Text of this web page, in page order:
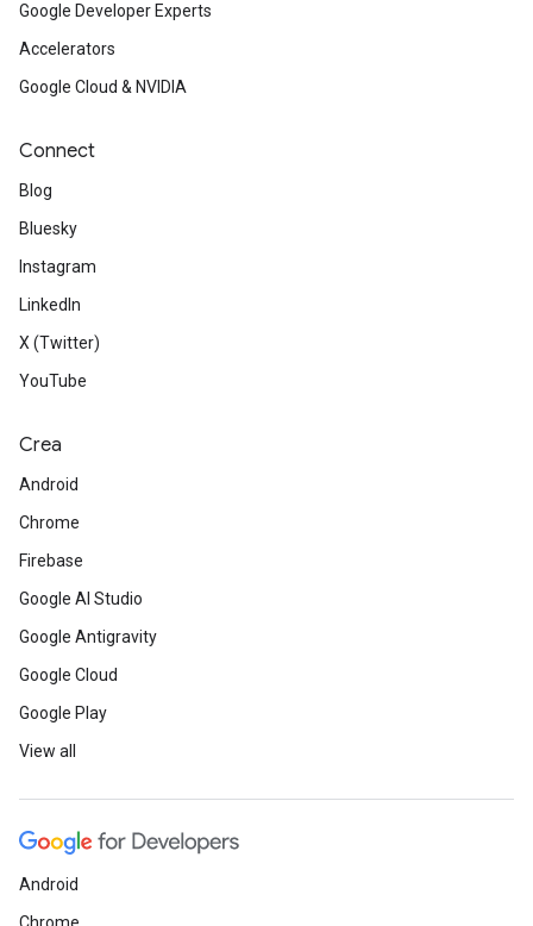
Google Developer Experts
Accelerators
Google Cloud & NVIDIA
Connect
Blog
Bluesky
Instagram
LinkedIn
X (Twitter)
YouTube
Crea
Android
Chrome
Firebase
Google AI Studio
Google Antigravity
Google Cloud
Google Play
View all
Android